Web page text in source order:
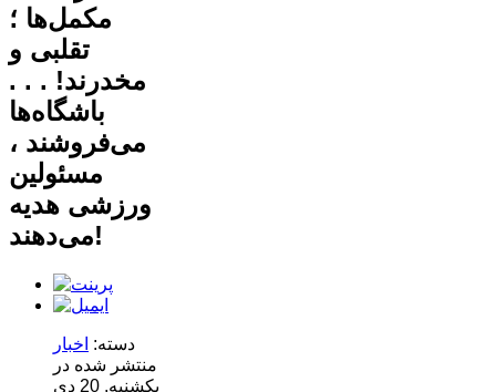
مکمل‌ها ؛
تقلبی و
مخدرند!‌ . . .
باشگاه‌ها
می‌فروشند ،
مسئولین
ورزشی هدیه
می‌دهند!
دسته: اخبار
منتشر شده در
یکشنبه, 20 دی